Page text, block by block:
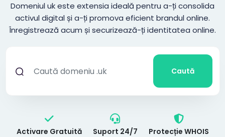
Domeniul uk este extensia ideală pentru a-ți consolida
activul digital și a-ți promova eficient brandul online.
Înregistrează acum și securizează-ți identitatea online.
Caută
Activare Gratuită Suport 24/7 Protecție WHOIS